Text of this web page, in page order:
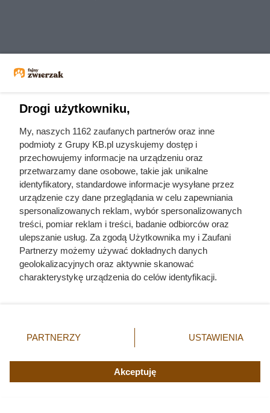
Drogi użytkowniku,
My, naszych 1162 zaufanych partnerów oraz inne
podmioty z Grupy KB.pl uzyskujemy dostęp i
przechowujemy informacje na urządzeniu oraz
przetwarzamy dane osobowe, takie jak unikalne
identyfikatory, standardowe informacje wysyłane przez
urządzenie czy dane przeglądania w celu zapewniania
spersonalizowanych reklam, wybór spersonalizowanych
treści, pomiar reklam i treści, badanie odbiorców oraz
ulepszanie usług. Za zgodą Użytkownika my i Zaufani
Partnerzy możemy używać dokładnych danych
geolokalizacyjnych oraz aktywnie skanować
charakterystykę urządzenia do celów identyfikacji.
zmienić/wycofać klikając przycisk ustawień prywatności
znajdujący się w lewym dolnym rogu strony. Niektóre
użytkownika, ale masz prawo sprzeciwić się takiemu
przetwarzaniu. Preferencje będą miały zastosowania tylko
PARTNERZY USTAWIENIA
Akceptuję